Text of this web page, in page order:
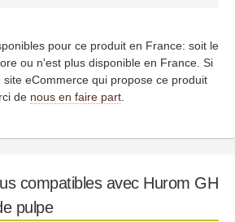
pour ce produit en France: soit le
ou n'est plus disponible en France. Si
eCommerce qui propose ce produit
de nous en faire part.
compatibles avec Hurom GH
pulpe